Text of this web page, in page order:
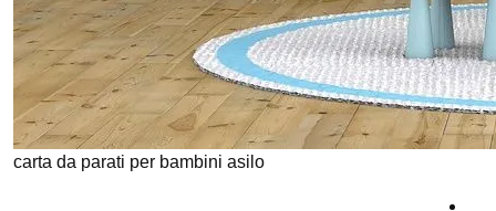
carta da parati per bambini asilo